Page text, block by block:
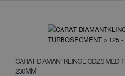
CARAT DIAMANTKLINGE CDZS MED
230MM